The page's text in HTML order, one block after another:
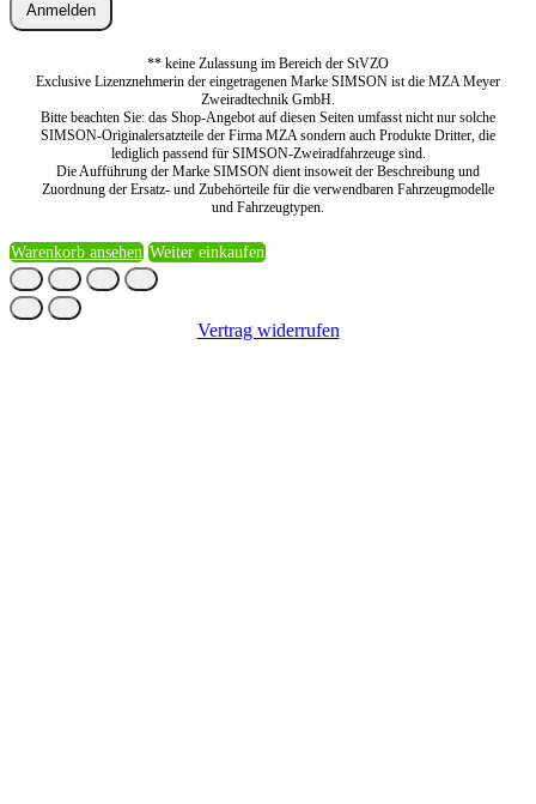
Anmelden
** keine Zulassung im Bereich der StVZO
Exclusive Lizenznehmerin der eingetragenen Marke SIMSON ist die MZA Meyer
Zweiradtechnik GmbH.
Bitte beachten Sie: das Shop-Angebot auf diesen Seiten umfasst nicht nur solche
SIMSON-Originalersatzteile der Firma MZA sondern auch Produkte Dritter, die
lediglich passend für SIMSON-Zweiradfahrzeuge sind.
Die Aufführung der Marke SIMSON dient insoweit der Beschreibung und
Zuordnung der Ersatz- und Zubehörteile für die verwendbaren Fahrzeugmodelle
und Fahrzeugtypen.
Warenkorb ansehen Weiter einkaufen
Vertrag widerrufen